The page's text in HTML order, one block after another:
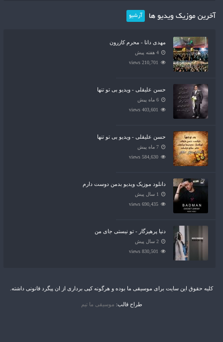
آخرین موزیک ویدیو ها آرشیو
مهدی دانا - محرم کازرون
4 هفته پیش
210,701 views
حسن علیقلی - ویدیو بی تو تنها
6 ماه پیش
403,601 views
حسن علیقلی - ویدیو بی تو تنها
7 ماه پیش
584,630 views
دانلود موزیک ویدیو بدمن دوست دارم
1 سال پیش
690,435 views
دنیا پرهیزگار - تو نیستی جای من
2 سال پیش
830,501 views
کلیه حقوق این سایت برای موسیقی ما بوده و هرگونه کپی برداری از ان پیگرد قانونی داشته.
طراح قالب: موسیقی ما تیم